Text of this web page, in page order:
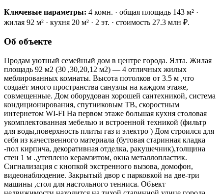
Ключевые параметры: 4 комн. · общая площадь 143 м² ·
жилая 92 м² · кухня 20 м² · 2 эт. · стоимость 27.3 млн ₽.
Об объекте
Продам уютный семейный дом в центре города. Ялта. Жилая
площадь 92 м2 (30 ,30,20,12 м2) — 4 отличных жилых
меблированных комнаты. Высота потолков от 3.5 м ,что
создаёт много пространства санузлы на каждом этаже,
совмещенные. Дом оборудован хорошей сантехникой, система
кондиционирования, спутниковым ТВ, скоростным
интернетом WI-FI На первом этаже большая кухня столовая
укомплектованная мебелью и встроенной техникой (фильтр
для воды,поверхность плиты газ и электро ) Дом строился для
себя из качественного материала (бутовая старинная кладка
-пол кирпича, декоративная отделка, ракушечник),толщина
стен 1 м .,утеплено керамзитом, окна металлопластик.
Сигнализация с кнопкой экстренного вызова, домофон,
видеонаблюдение. Закрытый двор с парковкой на две-три
машины ,стол для настольного тенниса. Объект